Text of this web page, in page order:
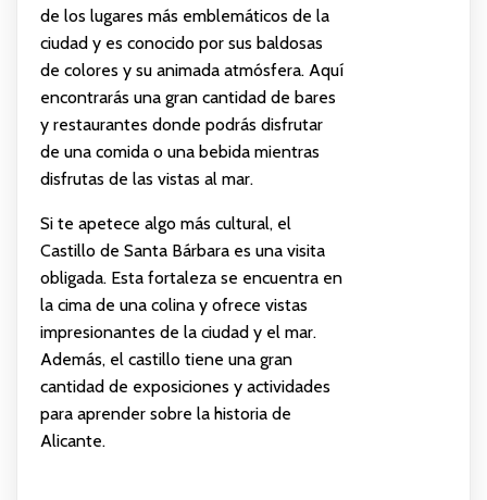
de los lugares más emblemáticos de la
ciudad y es conocido por sus baldosas
de colores y su animada atmósfera. Aquí
encontrarás una gran cantidad de bares
y restaurantes donde podrás disfrutar
de una comida o una bebida mientras
disfrutas de las vistas al mar.
Si te apetece algo más cultural, el
Castillo de Santa Bárbara es una visita
obligada. Esta fortaleza se encuentra en
la cima de una colina y ofrece vistas
impresionantes de la ciudad y el mar.
Además, el castillo tiene una gran
cantidad de exposiciones y actividades
para aprender sobre la historia de
Alicante.